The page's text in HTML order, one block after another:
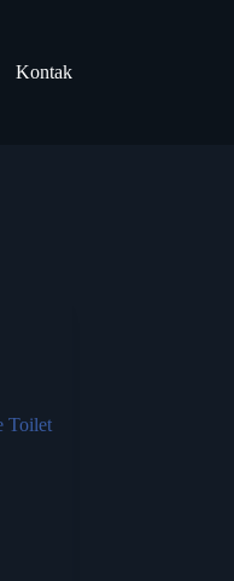
Kontak